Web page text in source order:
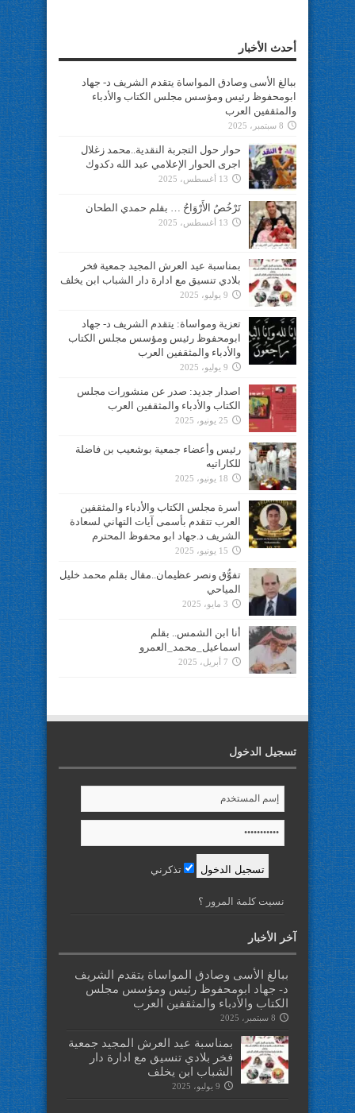
أحدث الأخبار
ببالغ الأسى وصادق المواساة يتقدم الشريف د- جهاد
ابومحفوظ رئيس ومؤسس مجلس الكتاب والأدباء
والمثقفين العرب
8 سبتمبر، 2025
حوار حول التجربة النقدية..محمد زغلال
اجرى الحوار الإعلامي عبد الله دكدوك
13 أغسطس، 2025
تَرْخُصُ الأَرْوَاحُ … بقلم حمدي الطحان
13 أغسطس، 2025
بمناسبة عيد العرش المجيد جمعية فخر
بلادي تنسيق مع ادارة دار الشباب ابن يخلف
9 يوليو، 2025
تعزية ومواساة: يتقدم الشريف د- جهاد
ابومحفوظ رئيس ومؤسس مجلس الكتاب
والأدباء والمثقفين العرب
9 يوليو، 2025
اصدار جديد: صدر عن منشورات مجلس
الكتاب والأدباء والمثقفين العرب
25 يونيو، 2025
رئيس وأعضاء جمعية بوشعيب بن فاضلة
للكاراتيه
18 يونيو، 2025
أسرة مجلس الكتاب والأدباء والمثقفين
العرب تتقدم بأسمى آيات التهاني لسعادة
الشريف د.جهاد ابو محفوظ المحترم
15 يونيو، 2025
تفوُّق ونصر عظيمان..مقال بقلم محمد خليل
المياحي
3 مايو، 2025
أنا ابن الشمس.. بقلم
اسماعيل_محمد_العمرو
7 أبريل، 2025
تسجيل الدخول
تذكرني
نسيت كلمة المرور ؟
آخر الأخبار
ببالغ الأسى وصادق المواساة يتقدم الشريف
د- جهاد ابومحفوظ رئيس ومؤسس مجلس
الكتاب والأدباء والمثقفين العرب
8 سبتمبر، 2025
بمناسبة عيد العرش المجيد جمعية
فخر بلادي تنسيق مع ادارة دار
الشباب ابن يخلف
9 يوليو، 2025